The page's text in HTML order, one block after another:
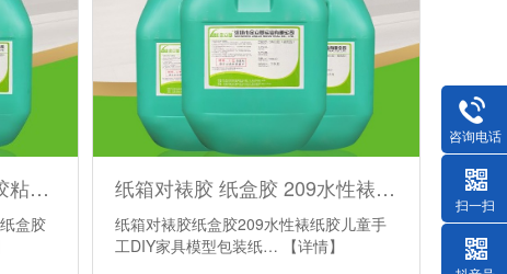
裱纸胶201 水性复膜胶乳胶粘合剂 纸盒胶瓦楞纸板对裱裱纸机胶水
盒胶
纸箱对裱胶 纸盒胶 209水性裱纸胶 儿童手工DIY家具模型包装纸盒胶水
纸箱对裱胶纸盒胶209水性裱纸胶儿童手
工DIY家具模型包装纸…
【详情】
咨询电话
扫一扫